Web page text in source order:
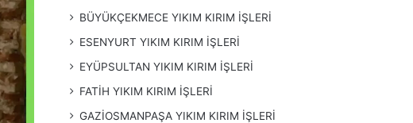
BÜYÜKÇEKMECE YIKIM KIRIM İŞLERİ
ESENYURT YIKIM KIRIM İŞLERİ
EYÜPSULTAN YIKIM KIRIM İŞLERİ
FATİH YIKIM KIRIM İŞLERİ
GAZİOSMANPAŞA YIKIM KIRIM İŞLERİ